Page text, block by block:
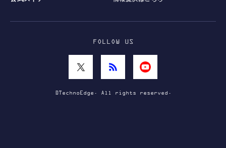
FOLLOW US
©TechnoEdge. All rights reserved.